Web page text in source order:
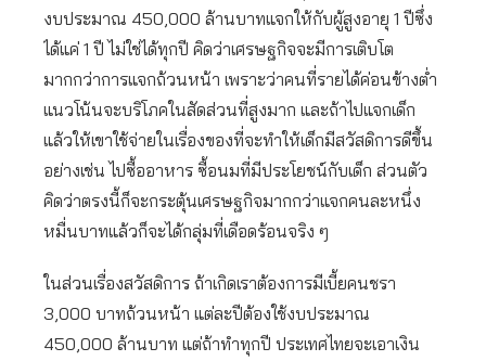
งบประมาณ 450,000 ล้านบาทแจกให้กับผู้สูงอายุ 1 ปีซึ่ง
ได้แค่ 1 ปี ไม่ใช่ได้ทุกปี คิดว่าเศรษฐกิจจะมีการเติบโต
มากกว่าการแจกถ้วนหน้า เพราะว่าคนที่รายได้ค่อนข้างต่ำ
แนวโน้นจะบริโภคในสัดส่วนที่สูงมาก และถ้าไปแจกเด็ก
แล้วให้เขาใช้จ่ายในเรื่องของที่จะทำให้เด็กมีสวัสดิการดีขึ้น
อย่างเช่น ไปซื้ออาหาร ซื้อนมที่มีประโยชน์กับเด็ก ส่วนตัว
คิดว่าตรงนี้ก็จะกระตุ้นเศรษฐกิจมากกว่าแจกคนละหนึ่ง
หมื่นบาทแล้วก็จะได้กลุ่มที่เดือดร้อนจริง ๆ
ในส่วนเรื่องสวัสดิการ ถ้าเกิดเราต้องการมีเบี้ยคนชรา
3,000 บาทถ้วนหน้า แต่ละปีต้องใช้งบประมาณ
450,000 ล้านบาท แต่ถ้าทำทุกปี ประเทศไทยจะเอาเงิน